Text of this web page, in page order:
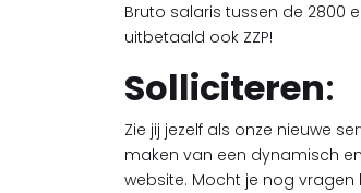
Bruto salaris tussen de 2800
uitbetaald ook ZZP!
Solliciteren:
Zie jij jezelf als onze nieuwe
maken van een dynamisch
website. Mocht je nog